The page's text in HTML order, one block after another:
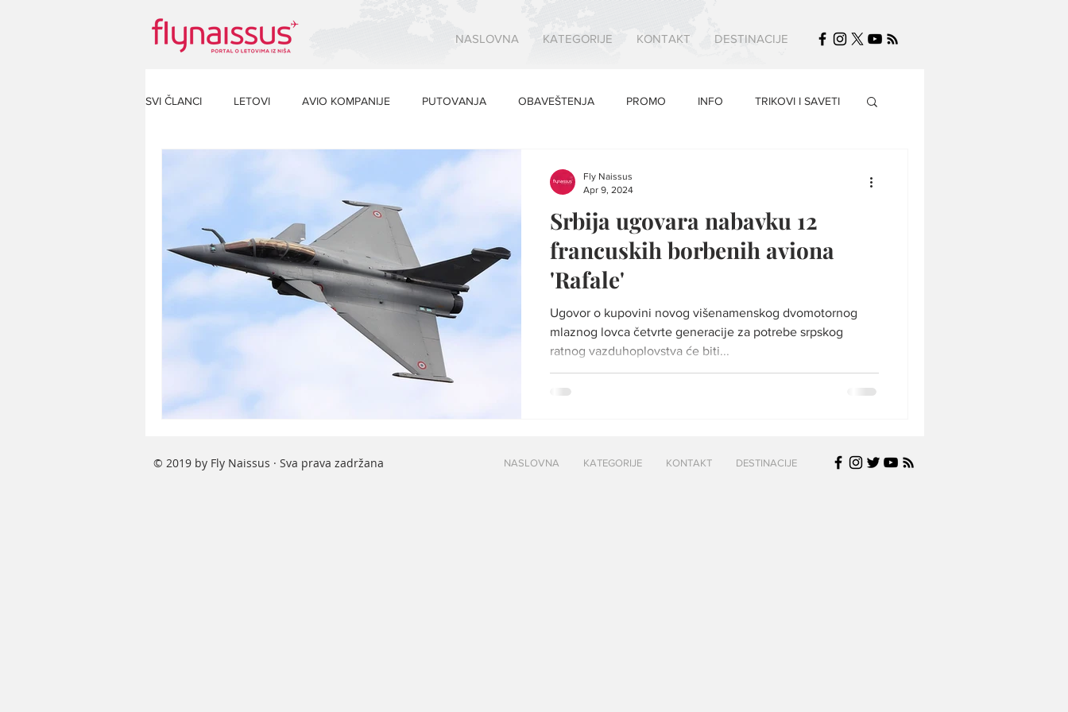
NASLOVNA KATEGORIJE KONTAKT DESTINACIJE
SVI ČLANCI LETOVI AVIO KOMPANIJE PUTOVANJA OBAVEŠTENJA PROMO INFO TRIKOVI I SAVETI
Srbija ugovara nabavku 12
francuskih borbenih aviona
'Rafale'
Ugovor o kupovini novog višenamenskog dvomotornog
mlaznog lovca četvrte generacije za potrebe srpskog
ratnog vazduhoplovstva će biti...
Fly Naissus
Apr 9, 2024
© 2019 by Fly Naissus · Sva prava zadržana NASLOVNA KATEGORIJE KONTAKT DESTINACIJE